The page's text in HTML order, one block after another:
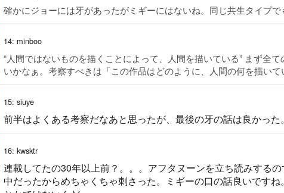
確かにジョーには牙があったがミギーにはないね。同じ共生タイプで
14: minboo
“人間ではないものを描くことによって、人間を描いている” まず全
いかなぁ。考察すべきは「この作品はどのように、人間の何を描いて
15: siuye
前半はよくある考察だなあと思ったが、最後の牙の話は良かった
16: kwsktr
連載してたの30年以上前？。。。アフタヌーンを立ち読みする
中だったからめちゃくちゃ刺さった。ミギーの口の話良いですね